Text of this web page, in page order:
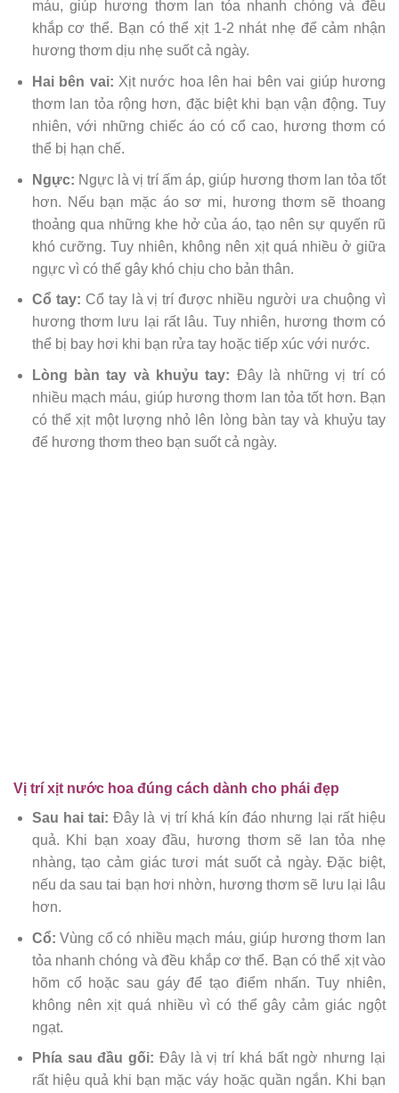
máu, giúp hương thơm lan tỏa nhanh chóng và đều
khắp cơ thể. Bạn có thể xịt 1-2 nhát nhẹ để cảm nhận
hương thơm dịu nhẹ suốt cả ngày.
Hai bên vai: Xịt nước hoa lên hai bên vai giúp hương
thơm lan tỏa rộng hơn, đặc biệt khi bạn vận động. Tuy
nhiên, với những chiếc áo có cổ cao, hương thơm có
thể bị hạn chế.
Ngực: Ngực là vị trí ấm áp, giúp hương thơm lan tỏa tốt
hơn. Nếu bạn mặc áo sơ mi, hương thơm sẽ thoang
thoảng qua những khe hở của áo, tạo nên sự quyến rũ
khó cưỡng. Tuy nhiên, không nên xịt quá nhiều ở giữa
ngực vì có thể gây khó chịu cho bản thân.
Cổ tay: Cổ tay là vị trí được nhiều người ưa chuộng vì
hương thơm lưu lại rất lâu. Tuy nhiên, hương thơm có
thể bị bay hơi khi bạn rửa tay hoặc tiếp xúc với nước.
Lòng bàn tay và khuỷu tay: Đây là những vị trí có
nhiều mạch máu, giúp hương thơm lan tỏa tốt hơn. Bạn
có thể xịt một lượng nhỏ lên lòng bàn tay và khuỷu tay
để hương thơm theo bạn suốt cả ngày.
Vị trí xịt nước hoa đúng cách dành cho phái đẹp
Sau hai tai: Đây là vị trí khá kín đáo nhưng lại rất hiệu
quả. Khi bạn xoay đầu, hương thơm sẽ lan tỏa nhẹ
nhàng, tạo cảm giác tươi mát suốt cả ngày. Đặc biệt,
nếu da sau tai bạn hơi nhờn, hương thơm sẽ lưu lại lâu
hơn.
Cổ: Vùng cổ có nhiều mạch máu, giúp hương thơm lan
tỏa nhanh chóng và đều khắp cơ thể. Bạn có thể xịt vào
hõm cổ hoặc sau gáy để tạo điểm nhấn. Tuy nhiên,
không nên xịt quá nhiều vì có thể gây cảm giác ngột
ngạt.
Phía sau đầu gối: Đây là vị trí khá bất ngờ nhưng lại
rất hiệu quả khi bạn mặc váy hoặc quần ngắn. Khi bạn